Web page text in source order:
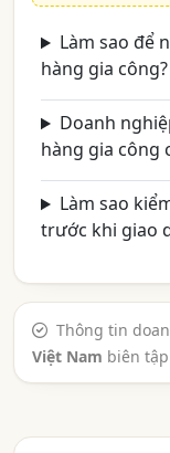
Làm sao để
hàng gia công?
Doanh
hàng gia công
Làm sao
trước khi giao
Thông tin
Việt Nam biên